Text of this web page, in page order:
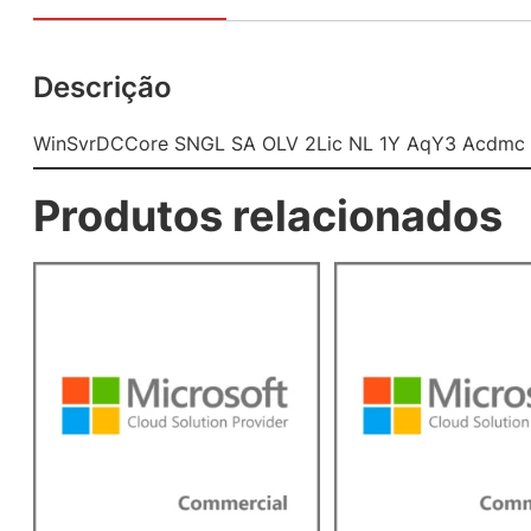
Descrição
WinSvrDCCore SNGL SA OLV 2Lic NL 1Y AqY3
Produtos relacionados